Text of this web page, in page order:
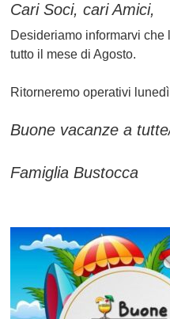
Cari Soci, cari Amici,
Desideriamo informarvi che
tutto il mese di Agosto.
Ritorneremo operativi
Buone vacanze a
Famiglia Bustocca